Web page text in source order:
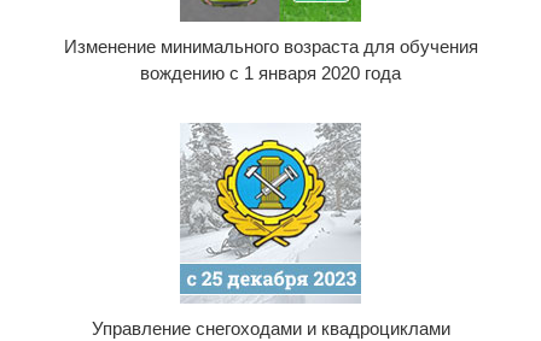
Изменение минимального возраста для обучения
вождению с 1 января 2020 года
Управление снегоходами и квадроциклами